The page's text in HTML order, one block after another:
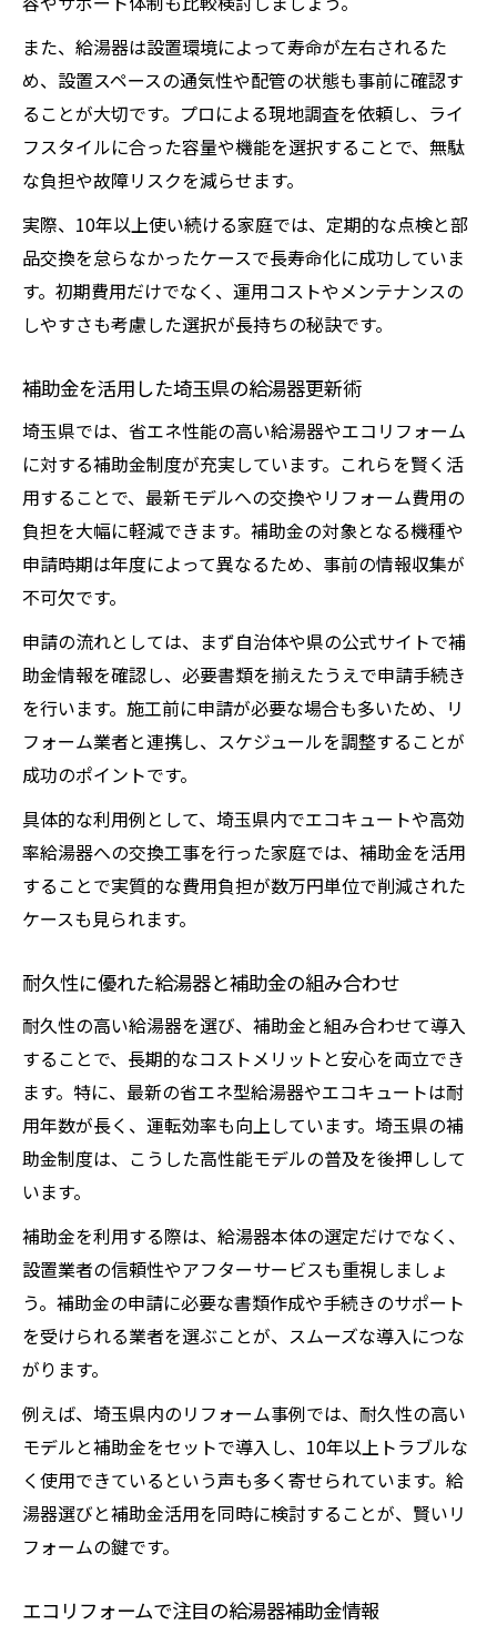
また、給湯器は設置環境によって寿命が左右されるた
め、設置スペースの通気性や配管の状態も事前に確認す
ることが大切です。プロによる現地調査を依頼し、ライ
フスタイルに合った容量や機能を選択することで、無駄
な負担や故障リスクを減らせます。
実際、10年以上使い続ける家庭では、定期的な点検と部
品交換を怠らなかったケースで長寿命化に成功していま
す。初期費用だけでなく、運用コストやメンテナンスの
しやすさも考慮した選択が長持ちの秘訣です。
補助金を活用した埼玉県の給湯器更新術
埼玉県では、省エネ性能の高い給湯器やエコリフォーム
に対する補助金制度が充実しています。これらを賢く活
用することで、最新モデルへの交換やリフォーム費用の
負担を大幅に軽減できます。補助金の対象となる機種や
申請時期は年度によって異なるため、事前の情報収集が
不可欠です。
申請の流れとしては、まず自治体や県の公式サイトで補
助金情報を確認し、必要書類を揃えたうえで申請手続き
を行います。施工前に申請が必要な場合も多いため、リ
フォーム業者と連携し、スケジュールを調整することが
成功のポイントです。
具体的な利用例として、埼玉県内でエコキュートや高効
率給湯器への交換工事を行った家庭では、補助金を活用
することで実質的な費用負担が数万円単位で削減された
ケースも見られます。
耐久性に優れた給湯器と補助金の組み合わせ
耐久性の高い給湯器を選び、補助金と組み合わせて導入
することで、長期的なコストメリットと安心を両立でき
ます。特に、最新の省エネ型給湯器やエコキュートは耐
用年数が長く、運転効率も向上しています。埼玉県の補
助金制度は、こうした高性能モデルの普及を後押しして
います。
補助金を利用する際は、給湯器本体の選定だけでなく、
設置業者の信頼性やアフターサービスも重視しましょ
う。補助金の申請に必要な書類作成や手続きのサポート
を受けられる業者を選ぶことが、スムーズな導入につな
がります。
例えば、埼玉県内のリフォーム事例では、耐久性の高い
モデルと補助金をセットで導入し、10年以上トラブルな
く使用できているという声も多く寄せられています。給
湯器選びと補助金活用を同時に検討することが、賢いリ
フォームの鍵です。
エコリフォームで注目の給湯器補助金情報